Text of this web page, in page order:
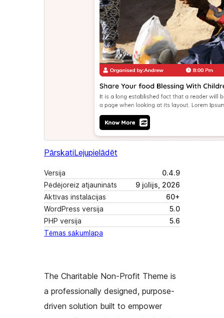
PārskatiLejupielādēt
Versija
0.4.9
Pēdējoreiz atjaunināts
9 jūlijs, 2026
Aktīvas instalācijas
60+
WordPress versija
5.0
PHP versija
5.6
Tēmas sākumlapa
The Charitable Non-Profit Theme is
a professionally designed, purpose-
driven solution built to empower